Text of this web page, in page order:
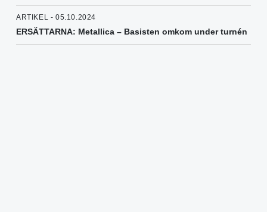
ARTIKEL - 05.10.2024
ERSÄTTARNA: Metallica – Basisten omkom under turnén